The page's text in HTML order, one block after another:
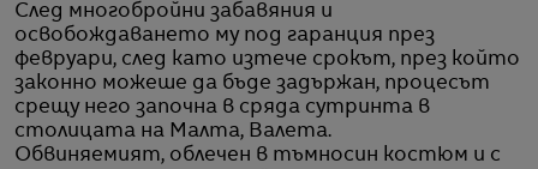
След многобройни забавяния и
освобождаването му под гаранция през
февруари, след като изтече срокът, през който
законно можеше да бъде задържан, процесът
срещу него започна в сряда сутринта в
столицата на Малта, Валета.
Обвиняемият, облечен в тъмносин костюм и с